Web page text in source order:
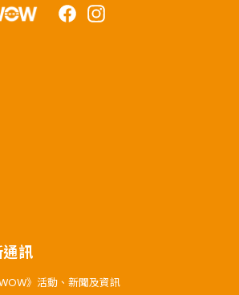
FacebookInstagram
訊
》活動、新聞及資訊